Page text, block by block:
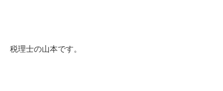
税理士の山本です。